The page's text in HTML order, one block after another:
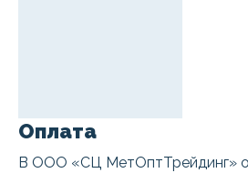
Оплата
В ООО «СЦ МетОптТрейдинг»